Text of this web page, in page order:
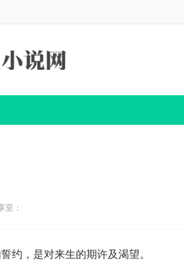
至：
约，是对来生的期许及渴望。